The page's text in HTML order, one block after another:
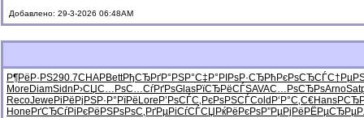
Добавлено: 29-3-2026 06:48AM
Р¶РёР·РЅ290.7CHAPBettРђСЂРґР° РЅР°С‡Р° РІРѕР·СЂРћРєРѕСЂ
More DiamSidn Р›СЏС…РѕС…СѓРґРѕGlasРїСЂРёСЃSAVAС…РѕСЂРѕArno
RecoJewe РіРёРјРЅР·Р°РїРё Lore Р’РѕСЃС‚ РєРѕРЅСЃCold Р‘Р°С‚С€Hans
Hone РґСЂСѓРі РєРёРЅРѕРѕС‚РґРµРіСѓСЃСЏ РќРёРєРѕР”РµРјРё РЁРµСЂРµ